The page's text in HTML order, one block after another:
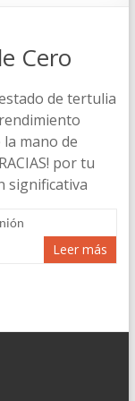
Cero
de tertulia
mano de
por tu
significativa
Leer más